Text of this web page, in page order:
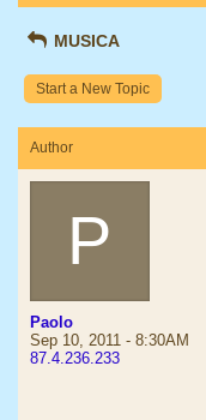
MUSICA
Start a New Topic
Author
P
Paolo
Sep 10, 2011 - 8:30AM
87.4.236.233